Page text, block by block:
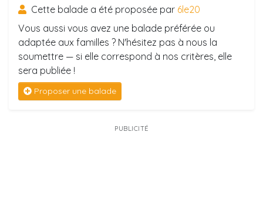
Cette balade a été proposée par 6le20
Vous aussi vous avez une balade préférée ou
adaptée aux familles ? N'hésitez pas à nous la
soumettre — si elle correspond à nos critères, elle
sera publiée !
Proposer une balade
PUBLICITÉ